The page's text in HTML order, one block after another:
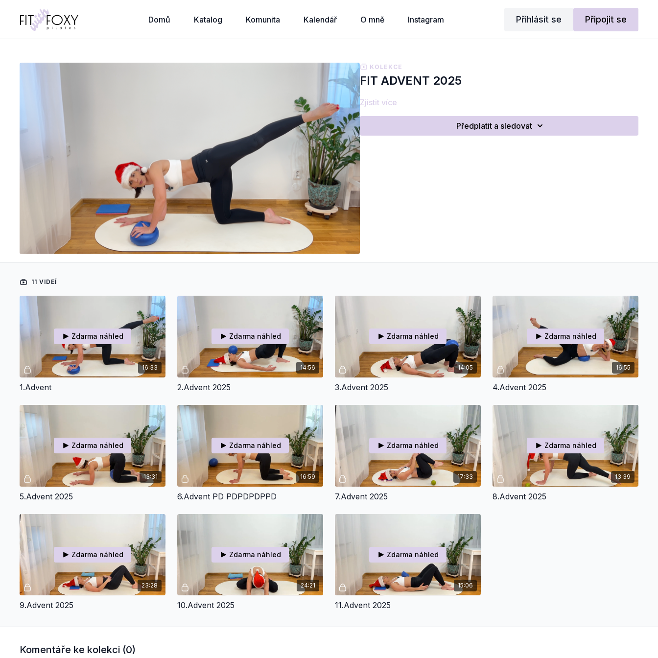
Domů Katalog Komunita Kalendář O mně Instagram Přihlásit se Připojit se
KOLEKCE
FIT ADVENT 2025
Zjistit více
Předplatit a sledovat
11 VIDEÍ
16:33
Zdarma náhled
1.Advent
14:56
Zdarma náhled
2.Advent 2025
14:05
Zdarma náhled
3.Advent 2025
16:55
Zdarma náhled
4.Advent 2025
13:31
Zdarma náhled
5.Advent 2025
16:59
Zdarma náhled
6.Advent PD PDPDPDPPD
17:33
Zdarma náhled
7.Advent 2025
13:39
Zdarma náhled
8.Advent 2025
23:28
Zdarma náhled
9.Advent 2025
24:21
Zdarma náhled
10.Advent 2025
15:06
Zdarma náhled
11.Advent 2025
Komentáře ke kolekci (0)